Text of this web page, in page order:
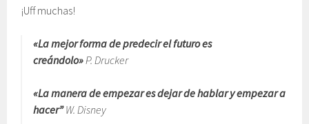
¡Uff muchas!
«La mejor forma de predecir el futuro es
creándolo» P. Drucker
«La manera de empezar es dejar de hablar y empezar a
hacer”W. Disney